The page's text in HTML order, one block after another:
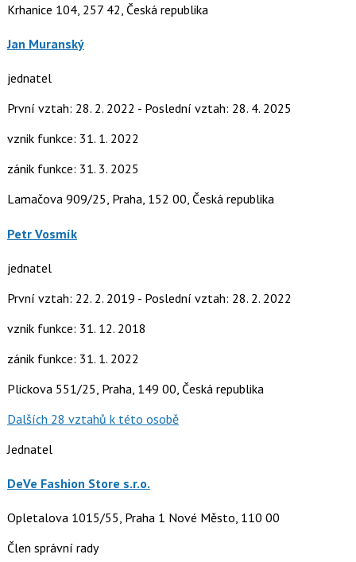
Krhanice 104, 257 42, Česká republika
Jan Muranský
jednatel
První vztah: 28. 2. 2022 - Poslední vztah: 28. 4. 2025
vznik funkce: 31. 1. 2022
zánik funkce: 31. 3. 2025
Lamačova 909/25, Praha, 152 00, Česká republika
Petr Vosmík
jednatel
První vztah: 22. 2. 2019 - Poslední vztah: 28. 2. 2022
vznik funkce: 31. 12. 2018
zánik funkce: 31. 1. 2022
Plickova 551/25, Praha, 149 00, Česká republika
Dalších 28 vztahů k této osobě
Jednatel
DeVe Fashion Store s.r.o.
Opletalova 1015/55, Praha 1 Nové Město, 110 00
Člen správní rady